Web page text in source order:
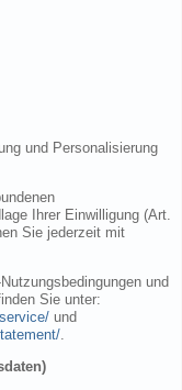
und Personalisierung
Ihrer Einwilligung (Art.
Sie jederzeit mit
und
Sie unter:
und
.